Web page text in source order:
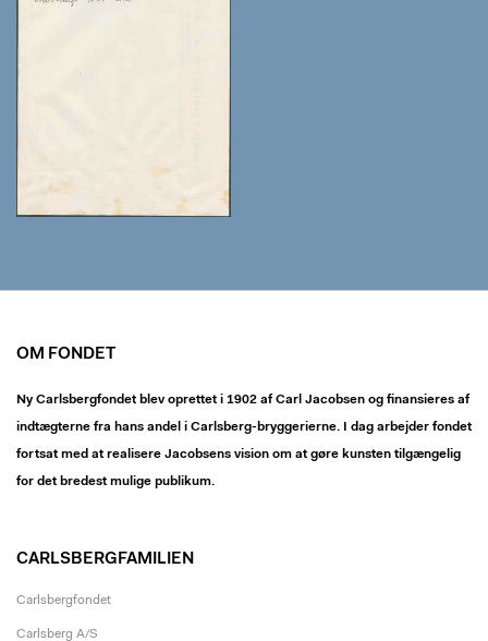
OM FONDET
Ny Carlsbergfondet blev oprettet i 1902 af Carl Jacobsen og finansieres af
indtægterne fra hans andel i Carlsberg-bryggerierne. I dag arbejder fondet
fortsat med at realisere Jacobsens vision om at gøre kunsten tilgængelig
for det bredest mulige publikum.
CARLSBERGFAMILIEN
Carlsbergfondet
Carlsberg A/S